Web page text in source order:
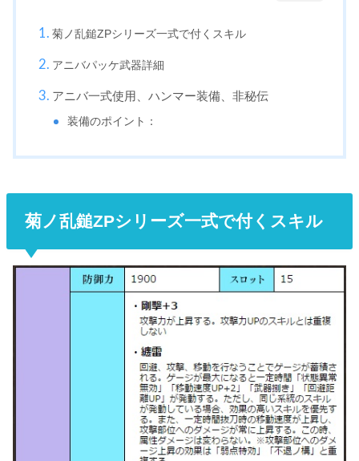
菊ノ乱鎚ZPシリーズ一式で付くスキル
アニバパッケ武器詳細
アニバ一式使用、ハンマー装備、非秘伝
装備のポイント：
菊ノ乱鎚ZPシリーズ一式で付くスキル